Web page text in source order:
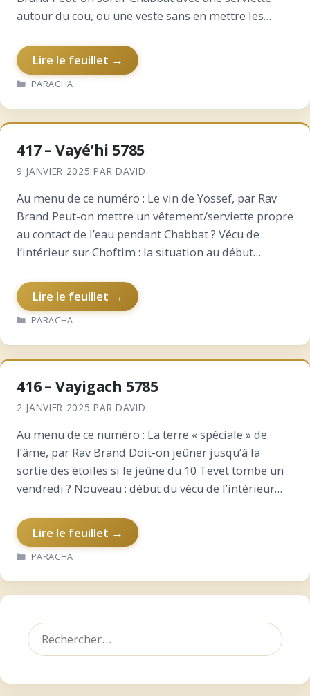
autour du cou, ou une veste sans en mettre les
Lire le feuillet →
CATÉGORIES
PARACHA
417 – Vayé’hi 5785
9 JANVIER 2025 PAR DAVID
Au menu de ce numéro : Le vin de Yossef, par Rav
Brand Peut-on mettre un vêtement/serviette propre
au contact de l’eau pendant Chabbat ? Vécu de
l’intérieur sur Choftim : la situation au début
Lire le feuillet →
CATÉGORIES
PARACHA
416 – Vayigach 5785
2 JANVIER 2025 PAR DAVID
Au menu de ce numéro : La terre « spéciale » de
l’âme, par Rav Brand Doit-on jeûner jusqu’à la
sortie des étoiles si le jeûne du 10 Tevet tombe un
vendredi ? Nouveau : début du vécu de l’intérieur
Lire le feuillet →
CATÉGORIES
PARACHA
Rechercher :